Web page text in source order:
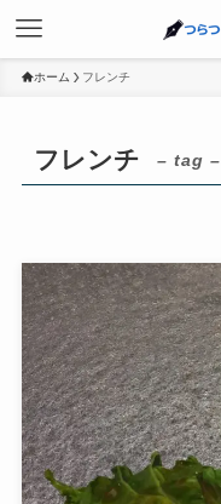
ホーム フレンチ
フレンチ – tag –